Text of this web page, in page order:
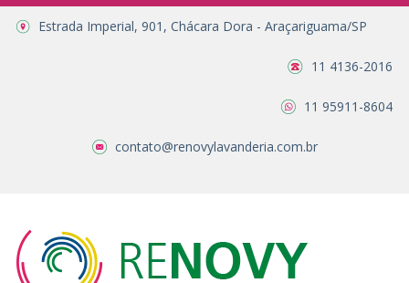
Estrada Imperial, 901, Chácara Dora - Araçariguama/SP
11 4136-2016
11 95911-8604
contato@renovylavanderia.com.br